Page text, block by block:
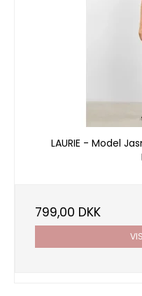
LAURIE - Model
799,00 DKK